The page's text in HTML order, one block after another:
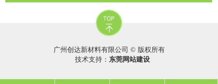
广州创达新材料有限公司 © 版权所有
技术支持： 东莞网站建设